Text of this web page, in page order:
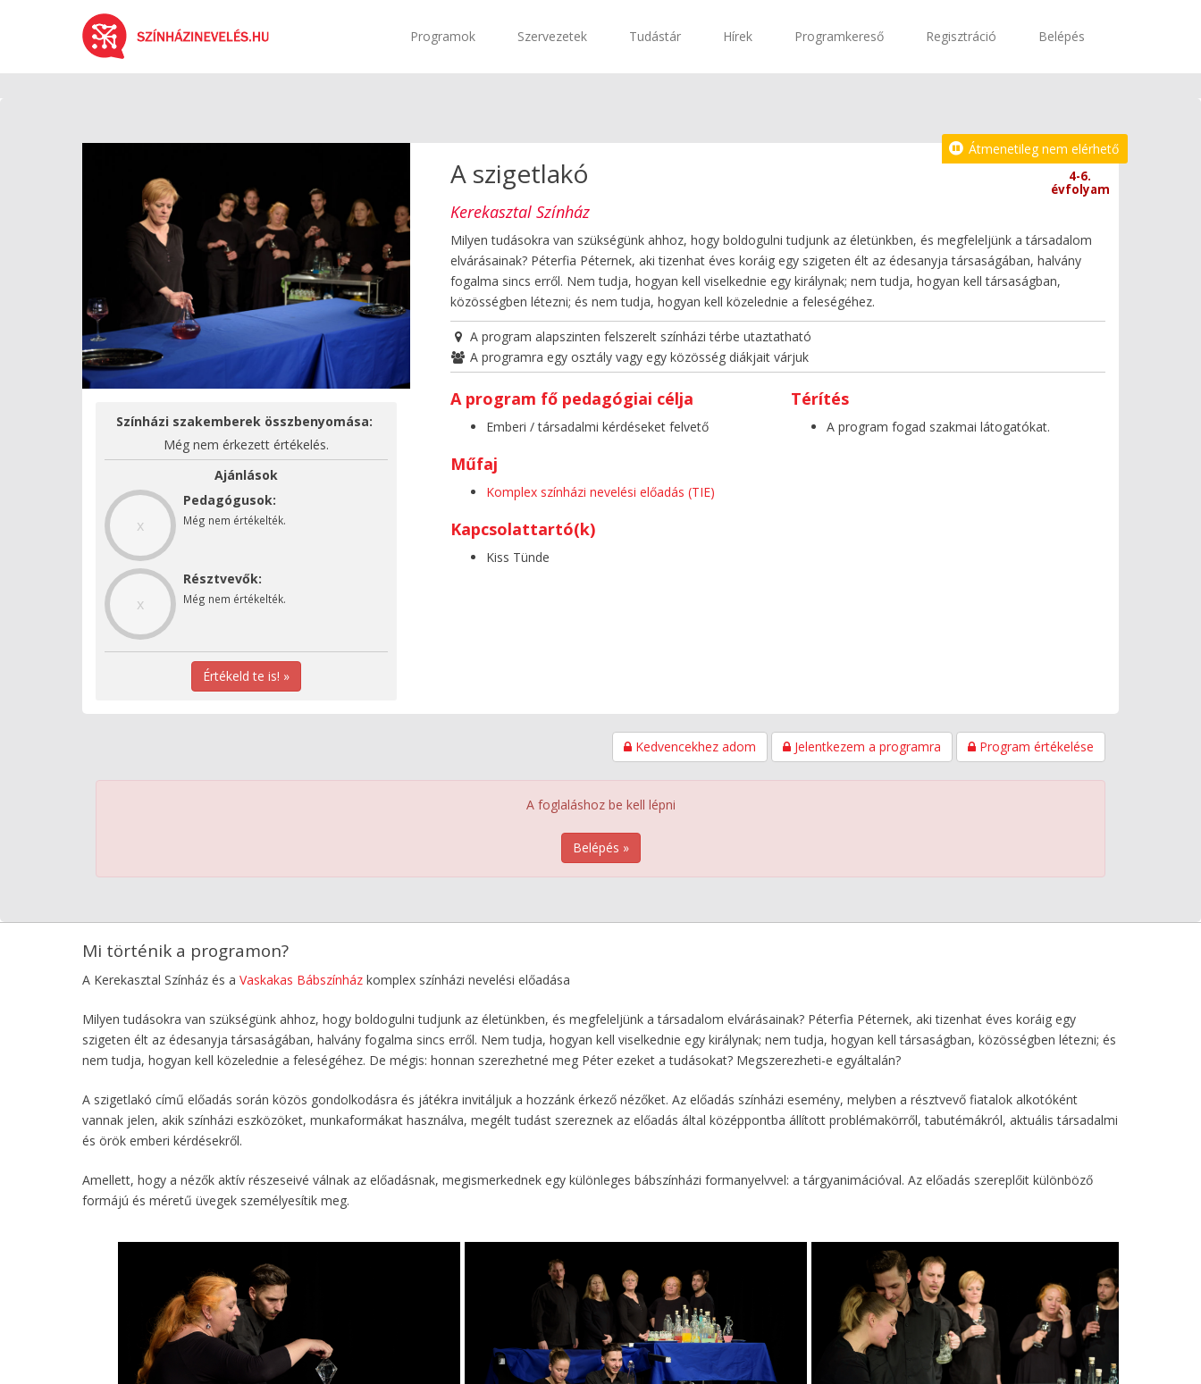
Programok Szervezetek Tudástár Hírek Programkereső Regisztráció Belépés
Színházi szakemberek összbenyomása:
Még nem érkezett értékelés.
Ajánlások
x
Pedagógusok:
Még nem értékelték.
x
Résztvevők:
Még nem értékelték.
Értékeld te is! »
A szigetlakó
Kerekasztal Színház
Milyen tudásokra van szükségünk ahhoz, hogy boldogulni tudjunk az életünkben, és megfeleljünk a társadalom
elvárásainak? Péterfia Péternek, aki tizenhat éves koráig egy szigeten élt az édesanyja társaságában, halvány
fogalma sincs erről. Nem tudja, hogyan kell viselkednie egy királynak; nem tudja, hogyan kell társaságban,
közösségben létezni; és nem tudja, hogyan kell közelednie a feleségéhez.
Átmenetileg nem elérhető
4-6.
évfolyam
A program alapszinten felszerelt színházi térbe utaztatható
A programra egy osztály vagy egy közösség diákjait várjuk
A program fő pedagógiai célja
Emberi / társadalmi kérdéseket felvető
Műfaj
Komplex színházi nevelési előadás (TIE)
Kapcsolattartó(k)
Kiss Tünde
Térítés
A program fogad szakmai látogatókat.
Kedvencekhez adom Jelentkezem a programra Program értékelése
A foglaláshoz be kell lépni
Belépés »
Mi történik a programon?
A Kerekasztal Színház és a Vaskakas Bábszínház komplex színházi nevelési előadása
Milyen tudásokra van szükségünk ahhoz, hogy boldogulni tudjunk az életünkben, és megfeleljünk a társadalom elvárásainak? Péterfia Péternek, aki tizenhat éves koráig egy
szigeten élt az édesanyja társaságában, halvány fogalma sincs erről. Nem tudja, hogyan kell viselkednie egy királynak; nem tudja, hogyan kell társaságban, közösségben létezni; és
nem tudja, hogyan kell közelednie a feleségéhez. De mégis: honnan szerezhetné meg Péter ezeket a tudásokat? Megszerezheti-e egyáltalán?
A szigetlakó című előadás során közös gondolkodásra és játékra invitáljuk a hozzánk érkező nézőket. Az előadás színházi esemény, melyben a résztvevő fiatalok alkotóként
vannak jelen, akik színházi eszközöket, munkaformákat használva, megélt tudást szereznek az előadás által középpontba állított problémakörről, tabutémákról, aktuális társadalmi
és örök emberi kérdésekről.
Amellett, hogy a nézők aktív részeseivé válnak az előadásnak, megismerkednek egy különleges bábszínházi formanyelvvel: a tárgyanimációval. Az előadás szereplőit különböző
formájú és méretű üvegek személyesítik meg.